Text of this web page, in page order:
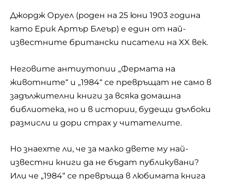
Джордж Оруел (роден на 25 юни 1903 година
като Ерик Артър Блеър) е един от най-
известните британски писатели на XX век.
Неговите антиутопии „Фермата на
животните“ и „1984“ се превръщат не само в
задължителни книги за всяка домашна
библиотека, но и в истории, будещи дълбоки
размисли и дори страх у читателите.
Но знаехте ли, че за малко двете му най-
известни книги да не бъдат публикувани?
Или че „1984“ се превръща в любимата книга